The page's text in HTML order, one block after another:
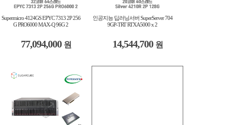
Supermicro 4124GS EPYC 7313 2P 256
G PRO6000 MAX-Q 96G 2
77,094,000 원
인공지능 딥러닝서버 SuperServer 704
9GP-TRT RTXA5000 x 2
14,544,700 원